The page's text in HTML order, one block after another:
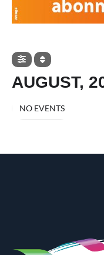
AUGUST,
NO EVENTS